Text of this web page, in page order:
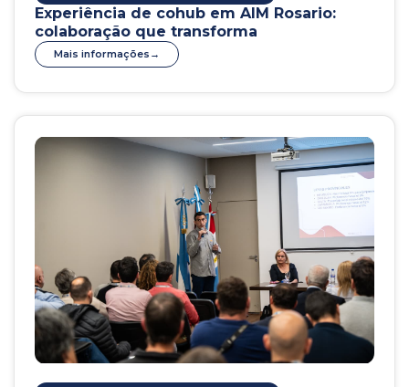
Experiência de cohub em AIM Rosario:
colaboração que transforma
Mais informações